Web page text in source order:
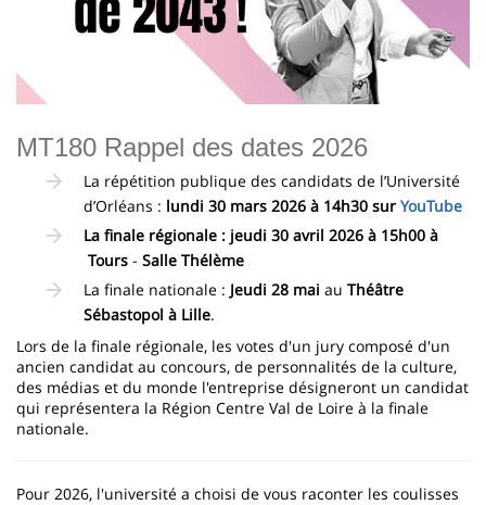
MT180 Rappel des dates 2026
La répétition publique des candidats de l’Université
d’Orléans : lundi 30 mars 2026 à 14h30 sur YouTube
La finale régionale : jeudi 30 avril 2026 à 15h00 à
Tours - Salle Thélème
La finale nationale : Jeudi 28 mai au Théâtre
Sébastopol à Lille.
Lors de la finale régionale, les votes d'un jury composé d'un
ancien candidat au concours, de personnalités de la culture,
des médias et du monde l'entreprise désigneront un candidat
qui représentera la Région Centre Val de Loire à la finale
nationale.
Pour 2026, l'université a choisi de vous raconter les coulisses